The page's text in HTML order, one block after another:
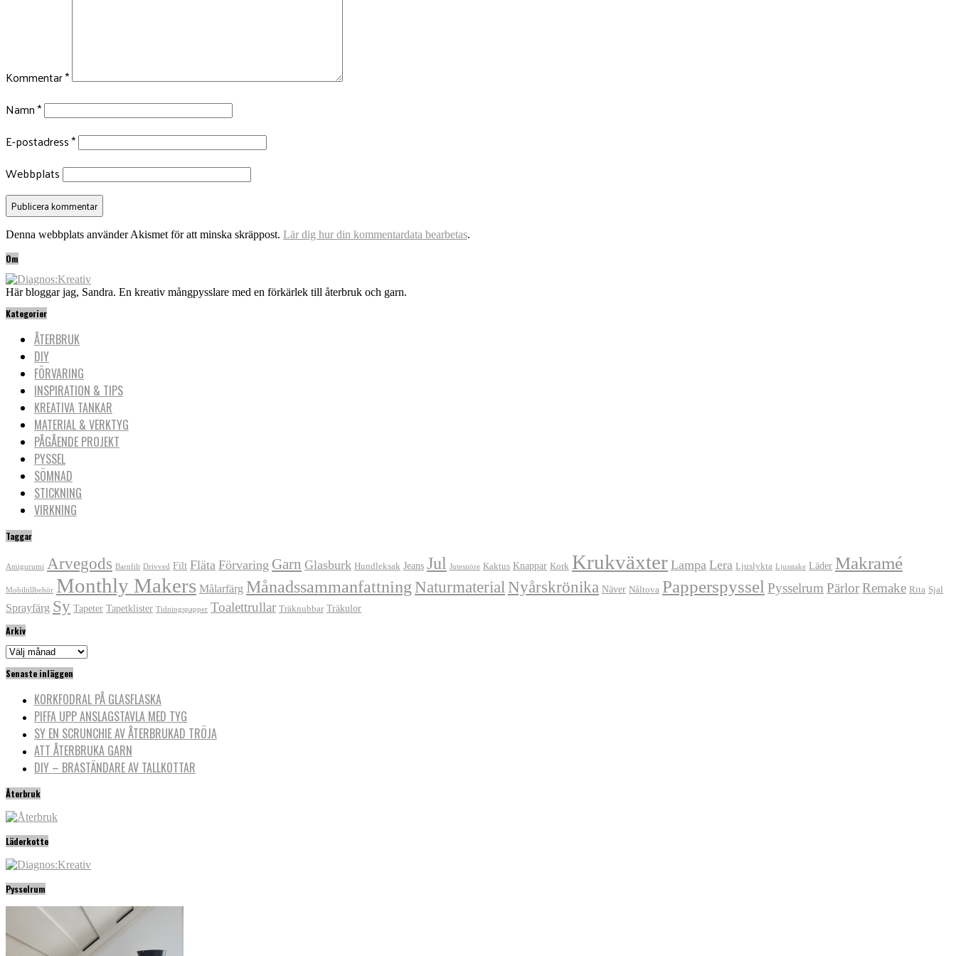
Kommentar*
Namn*
E-postadress*
Webbplats
Denna webbplats använder Akismet för att minska skräppost. Lär dig hur din kommentardata bearbetas.
Om
Här bloggar jag, Sandra. En kreativ mångpysslare med en förkärlek till återbruk och garn.
Kategorier
ÅTERBRUK
DIY
FÖRVARING
INSPIRATION & TIPS
KREATIVA TANKAR
MATERIAL & VERKTYG
PÅGÅENDE PROJEKT
PYSSEL
SÖMNAD
STICKNING
VIRKNING
Taggar
Amigurumi Arvegods Barnfilt Drivved Filt Fläta Förvaring Garn Glasburk Hundleksak Jeans Jul Jutesnöre Kaktus Knappar Kork Krukväxter Lampa Lera Ljuslykta Ljusstake Läder Makramé
Mobiltillbehör Monthly Makers Målarfärg Månadssammanfattning Naturmaterial Nyårskrönika Näver Nåltova Papperspyssel Pysselrum PärlorRemake Rita Sjal
Sprayfärg Sy Tapeter Tapetklister Tidningspapper Toalettrullar Träknubbar Träkulor
Arkiv
Arkiv
Senaste inläggen
KORKFODRAL PÅ GLASFLASKA
PIFFA UPP ANSLAGSTAVLA MED TYG
SY EN SCRUNCHIE AV ÅTERBRUKAD TRÖJA
ATT ÅTERBRUKA GARN
DIY – BRASTÄNDARE AV TALLKOTTAR
Återbruk
Läderkotte
Pysselrum